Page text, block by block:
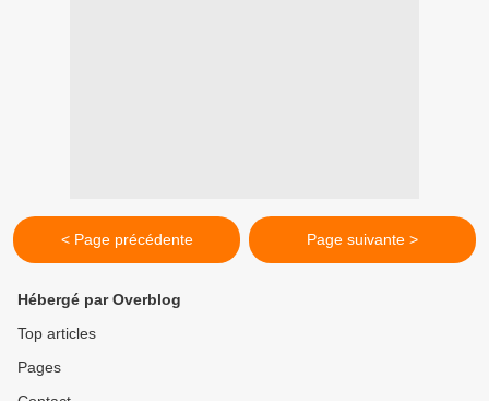
< Page précédente Page suivante >
Hébergé par Overblog
Top articles
Pages